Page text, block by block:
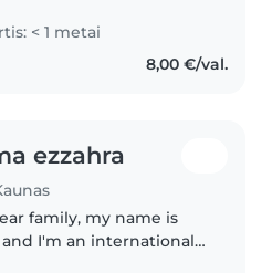
– ypač smagiai sutariu su
amžiaus smalsučiais!
baigiau mokyklą,..
< 1 metai
8,00 €/val.
ezzahra
family, my name is
and I'm an international